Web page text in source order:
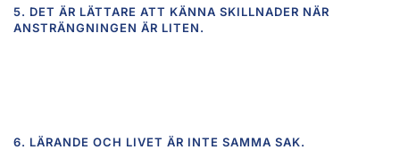
5. DET ÄR LÄTTARE ATT KÄNNA SKILLNADER NÄR
ANSTRÄNGNINGEN ÄR LITEN.
6. LÄRANDE OCH LIVET ÄR INTE SAMMA SAK.